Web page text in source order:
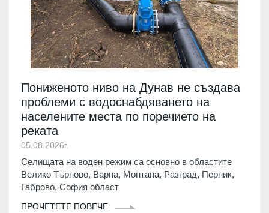
Пониженото ниво на Дунав не създава
проблеми с водоснабдяването на
населените места по поречието на
реката
05.08.2026г.
Селищата на воден режим са основно в областите
Велико Търново, Варна, Монтана, Разград, Перник,
Габрово, София област
ПРОЧЕТЕТЕ ПОВЕЧЕ